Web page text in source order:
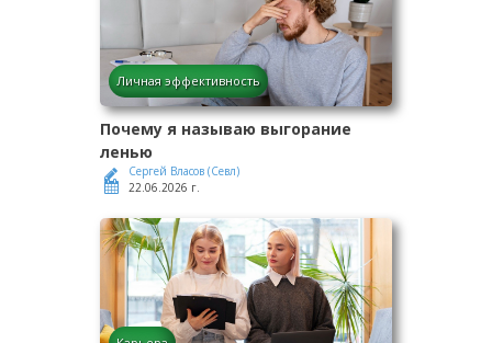
Личная эффективность
Почему я называю выгорание
ленью
Сергей Власов (Севл)
22.06.2026 г.